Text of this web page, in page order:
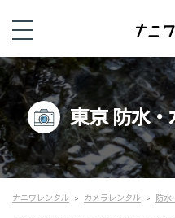
東京 防水・
ナニワレンタル カメラレンタル 防水